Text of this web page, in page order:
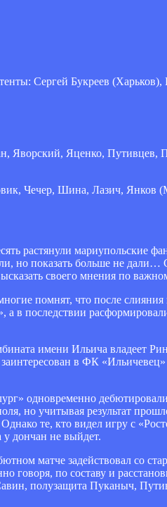
Сергей Букреев (Харьков),
Яворский, Яценко,
Чечер, Шина, Лазич, Янков
растянули мариупольские
но показать больше не
своего мнения по
помнят, что после
а в последствии
имени Ильича владеет
в ФК
одновременно
но учитывая результат
те, кто видел игру с
у дончан не выйдет.
матче задействовал со
говоря, по составу и
полузащита Пуканыч,